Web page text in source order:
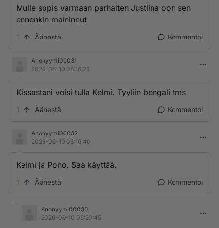
Mulle sopis varmaan parhaiten Justiina oon sen
ennenkin maininnut
1 Äänestä Kommentoi
Anonyymi00031
2026-06-10 08:16:20
Kissastani voisi tulla Kelmi. Tyyliin bengali tms
1 Äänestä Kommentoi
Anonyymi00032
2026-06-10 08:16:40
Kelmi ja Pono. Saa käyttää.
1 Äänestä Kommentoi
Anonyymi00036
2026-06-10 08:20:45